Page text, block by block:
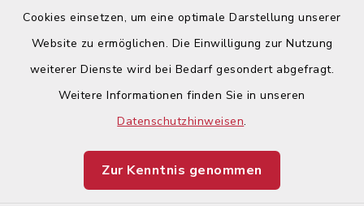
Cookies einsetzen, um eine optimale Darstellung unserer
Website zu ermöglichen. Die Einwilligung zur Nutzung
weiterer Dienste wird bei Bedarf gesondert abgefragt.
Weitere Informationen finden Sie in unseren
Datenschutzhinweisen.
Zur Kenntnis genommen
Barrierefreiheit
Impressum